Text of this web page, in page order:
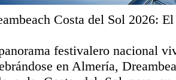
Costa del Sol 2026:
festivalero nacional
en Almería,